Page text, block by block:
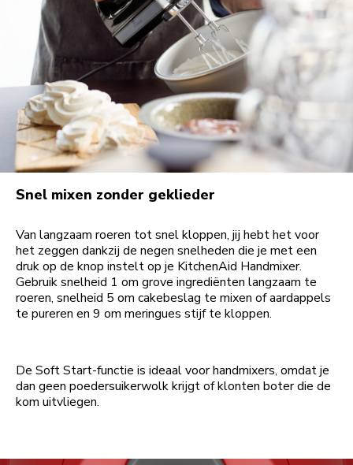
Snel mixen zonder geklieder
Van langzaam roeren tot snel kloppen, jij hebt het voor
het zeggen dankzij de negen snelheden die je met een
druk op de knop instelt op je KitchenAid Handmixer.
Gebruik snelheid 1 om grove ingrediënten langzaam te
roeren, snelheid 5 om cakebeslag te mixen of aardappels
te pureren en 9 om meringues stijf te kloppen.
De Soft Start-functie is ideaal voor handmixers, omdat je
dan geen poedersuikerwolk krijgt of klonten boter die de
kom uitvliegen.